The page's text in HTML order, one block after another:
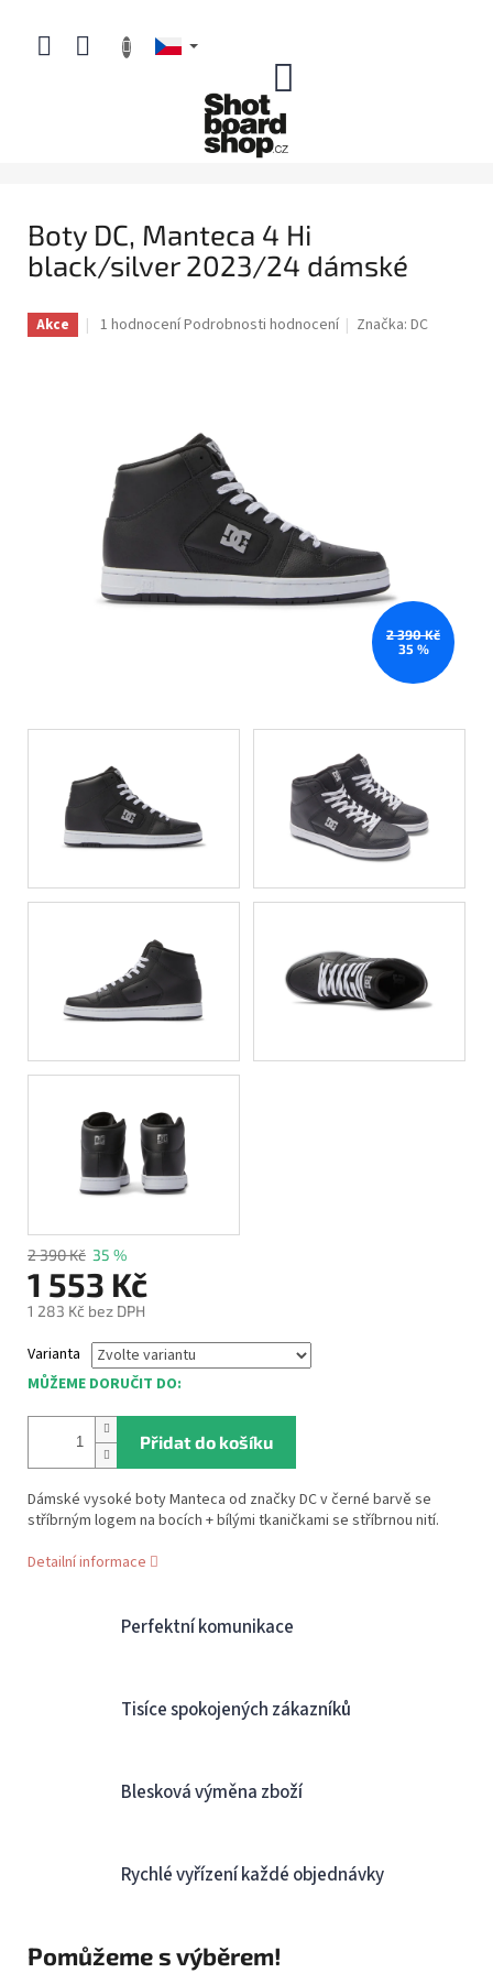
obsah
Boty DC, Manteca 4 Hi
black/silver 2023/24 dámské
Akce
Průměrné
hvězdiček.
1 hodnoceníPodrobnosti hodnocení Značka:DC
2 390 Kč
35 %
2 390 Kč 35 %
1 553 Kč
1 283 Kč bez DPH
cena:
Varianta
MŮŽEME DORUČIT DO:
Přidat do košíku
Dámské vysoké boty Manteca od značky DC v černé barvě se
stříbrným logem na bocích + bílými tkaničkami se stříbrnou nití.
Detailní informace
Perfektní komunikace
Tisíce spokojených zákazníků
Blesková výměna zboží
Rychlé vyřízení každé objednávky
Pomůžeme s výběrem!